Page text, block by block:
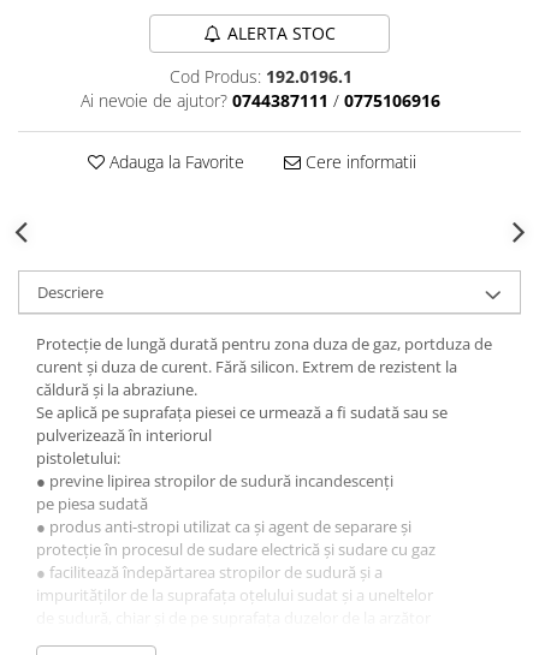
Echipamente de protectie
Lichide, sprayuri sudura
Pachete aparate sudura
Sarma sudura, baghete TIG,
electrozi sudura
Baghete sudura WIG (TIG)
Electrozi sudura
Taiere sudare oxigaz
Unitati de extragere a fumului
ALERTA STOC
Cod Produs: 192.0196.1
Ai nevoie de ajutor? 0744387111 / 0775106916
Adauga la Favorite Cere informatii
Descriere
Protecție de lungă durată pentru zona duza de gaz, portduza de
curent și duza de curent. Fără silicon. Extrem de rezistent la
căldură și la abraziune.
Se aplică pe suprafața piesei ce urmează a fi sudată sau se
pulverizează în interiorul
pistoletului:
● previne lipirea stropilor de sudură incandescenți
pe piesa sudată
● produs anti-stropi utilizat ca și agent de separare și
protecție în procesul de sudare electrică și sudare cu gaz
● facilitează îndepărtarea stropilor de sudură și a
impurităților de la suprafața oțelului sudat și a uneltelor
● ușurează eliminarea carbonului și previne formarea